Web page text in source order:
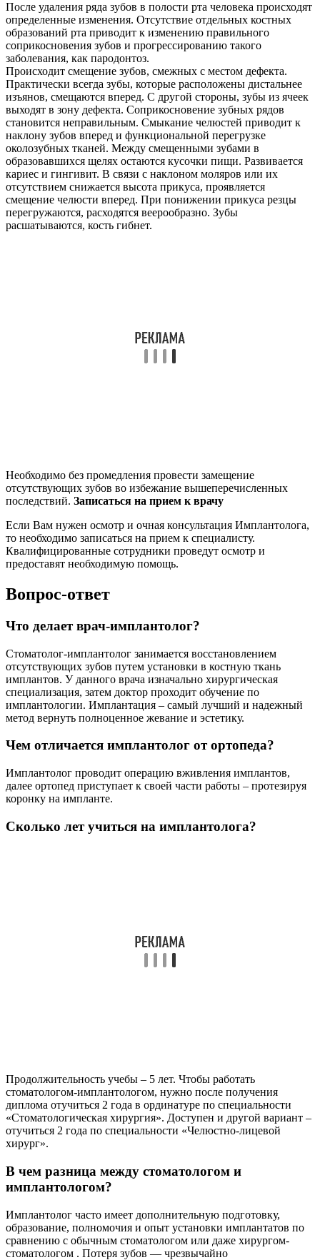
После удаления ряда зубов в полости рта человека происходят
определенные изменения. Отсутствие отдельных костных
образований рта приводит к изменению правильного
соприкосновения зубов и прогрессированию такого
заболевания, как пародонтоз.
Происходит смещение зубов, смежных с местом дефекта.
Практически всегда зубы, которые расположены дистальнее
изъянов, смещаются вперед. С другой стороны, зубы из ячеек
выходят в зону дефекта. Соприкосновение зубных рядов
становится неправильным. Смыкание челюстей приводит к
наклону зубов вперед и функциональной перегрузке
околозубных тканей. Между смещенными зубами в
образовавшихся щелях остаются кусочки пищи. Развивается
кариес и гингивит. В связи с наклоном моляров или их
отсутствием снижается высота прикуса, проявляется
смещение челюсти вперед. При понижении прикуса резцы
перегружаются, расходятся веерообразно. Зубы
расшатываются, кость гибнет.
Необходимо без промедления провести замещение
отсутствующих зубов во избежание вышеперечисленных
последствий. Записаться на прием к врачу
Если Вам нужен осмотр и очная консультация Имплантолога,
то необходимо записаться на прием к специалисту.
Квалифицированные сотрудники проведут осмотр и
предоставят необходимую помощь.
Вопрос-ответ
Что делает врач-имплантолог?
Стоматолог-имплантолог занимается восстановлением
отсутствующих зубов путем установки в костную ткань
имплантов. У данного врача изначально хирургическая
специализация, затем доктор проходит обучение по
имплантологии. Имплантация – самый лучший и надежный
метод вернуть полноценное жевание и эстетику.
Чем отличается имплантолог от ортопеда?
Имплантолог проводит операцию вживления имплантов,
далее ортопед приступает к своей части работы – протезируя
коронку на импланте.
Сколько лет учиться на имплантолога?
Продолжительность учебы – 5 лет. Чтобы работать
стоматологом-имплантологом, нужно после получения
диплома отучиться 2 года в ординатуре по специальности
«Стоматологическая хирургия». Доступен и другой вариант –
отучиться 2 года по специальности «Челюстно-лицевой
хирург».
В чем разница между стоматологом и
имплантологом?
Имплантолог часто имеет дополнительную подготовку,
образование, полномочия и опыт установки имплантатов по
сравнению с обычным стоматологом или даже хирургом-
стоматологом . Потеря зубов — чрезвычайно